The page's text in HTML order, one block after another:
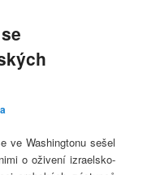
ve Washingtonu sešel
o oživení izraelsko-